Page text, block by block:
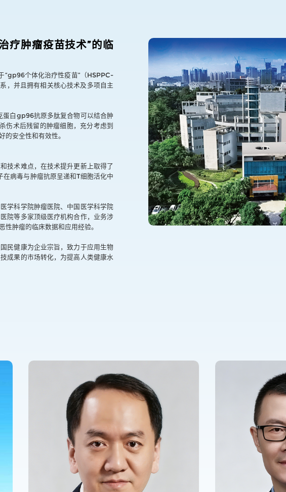
疗肿瘤疫苗技术”的临
“gp96个体化治疗性疫苗”（HSPPC-
，并且拥有相关核心技术及多项自主
白gp96抗原多肽复合物可以结合肿
伤术后残留的肿瘤细胞，充分考虑到
的安全性和有效性。
技术难点，在技术提升更新上取得了
病毒与肿瘤抗原呈递和T细胞活化中
学科学院肿瘤医院、中国医学科学院
院等多家顶级医疗机构合作，业务涉
性肿瘤的临床数据和应用经验。
民健康为企业宗旨，致力于应用生物
成果的市场转化，为提高人类健康水